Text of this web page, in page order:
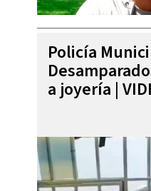
Policía
a joyería |